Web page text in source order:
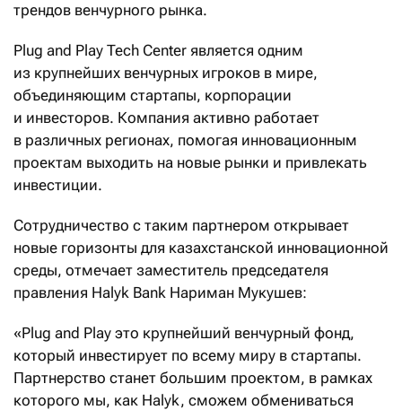
трендов венчурного рынка.
Plug and Play Tech Center является одним
из крупнейших венчурных игроков в мире,
объединяющим стартапы, корпорации
и инвесторов. Компания активно работает
в различных регионах, помогая инновационным
проектам выходить на новые рынки и привлекать
инвестиции.
Сотрудничество с таким партнером открывает
новые горизонты для казахстанской инновационной
среды, отмечает заместитель председателя
правления Halyk Bank Нариман Мукушев:
«Plug and Play это крупнейший венчурный фонд,
который инвестирует по всему миру в стартапы.
Партнерство станет большим проектом, в рамках
которого мы, как Halyk, сможем обмениваться